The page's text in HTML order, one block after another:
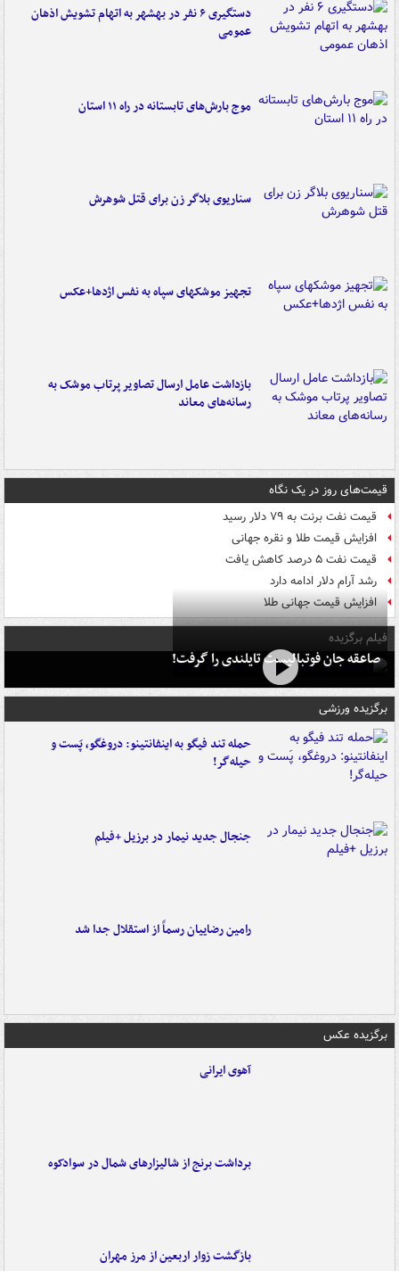
دستگیری ۶ نفر در بهشهر به اتهام تشویش اذهان
عمومی
موج بارش‌های تابستانه در راه ۱۱ استان
سناریوی بلاگر زن برای قتل شوهرش
تجهیز موشکهای سپاه به نفس اژدها+عکس
بازداشت عامل ارسال تصاویر پرتاب موشک به
رسانه‌های معاند
قیمت‌های روز در یک نگاه
قیمت نفت برنت به ۷۹ دلار رسید
افزایش قیمت طلا و نقره جهانی
قیمت نفت ۵ درصد کاهش یافت
رشد آرام دلار ادامه دارد
افزایش قیمت جهانی طلا
فیلم برگزیده
صاعقه جان فوتبالیست تایلندی را گرفت!
برگزیده ورزشی
حمله تند فیگو به اینفانتینو: دروغگو، پَست‌ و
حیله‌گر!
جنجال جدید نیمار در برزیل +فیلم
رامین رضاییان رسماً از استقلال جدا شد
برگزیده عکس
آهوی ایرانی
برداشت برنج از شالیزارهای شمال در سوادکوه
بازگشت زوار اربعین از مرز مهران